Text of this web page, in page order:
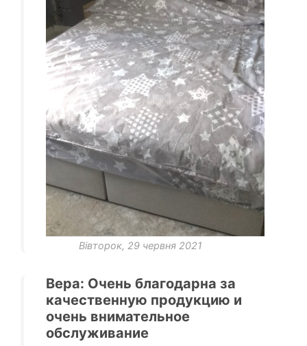
Вівторок, 29 червня 2021
Вера: Очень благодарна за
качественную продукцию и
очень внимательное
обслуживание